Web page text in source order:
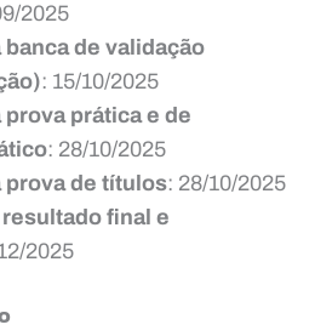
2025
de validação
: 15/10/2025
prática e de
: 28/10/2025
prova de títulos: 28/10/2025
final e
2025